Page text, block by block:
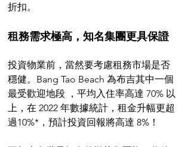
折扣。
租務需求極高，知名集團更具保證
投資物業前，當然要考慮租務市場是否
穩健。Bang Tao Beach 為布吉其中一個
最受歡迎地段 ，平均入住率高達 70% 以
上，在 2022 年數據統計，租金升幅更超
過10%*，預計投資回報將高達 8%！